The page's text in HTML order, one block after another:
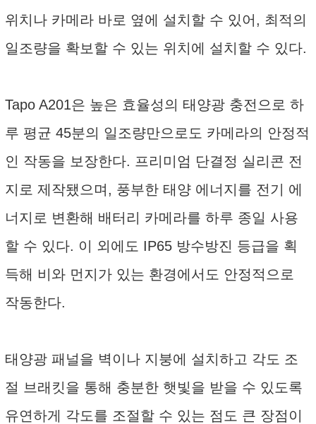
위치나 카메라 바로 옆에 설치할 수 있어, 최적의
일조량을 확보할 수 있는 위치에 설치할 수 있다.
Tapo A201은 높은 효율성의 태양광 충전으로 하
루 평균 45분의 일조량만으로도 카메라의 안정적
인 작동을 보장한다. 프리미엄 단결정 실리콘 전
지로 제작됐으며, 풍부한 태양 에너지를 전기 에
너지로 변환해 배터리 카메라를 하루 종일 사용
할 수 있다. 이 외에도 IP65 방수방진 등급을 획
득해 비와 먼지가 있는 환경에서도 안정적으로
작동한다.
태양광 패널을 벽이나 지붕에 설치하고 각도 조
절 브래킷을 통해 충분한 햇빛을 받을 수 있도록
유연하게 각도를 조절할 수 있는 점도 큰 장점이